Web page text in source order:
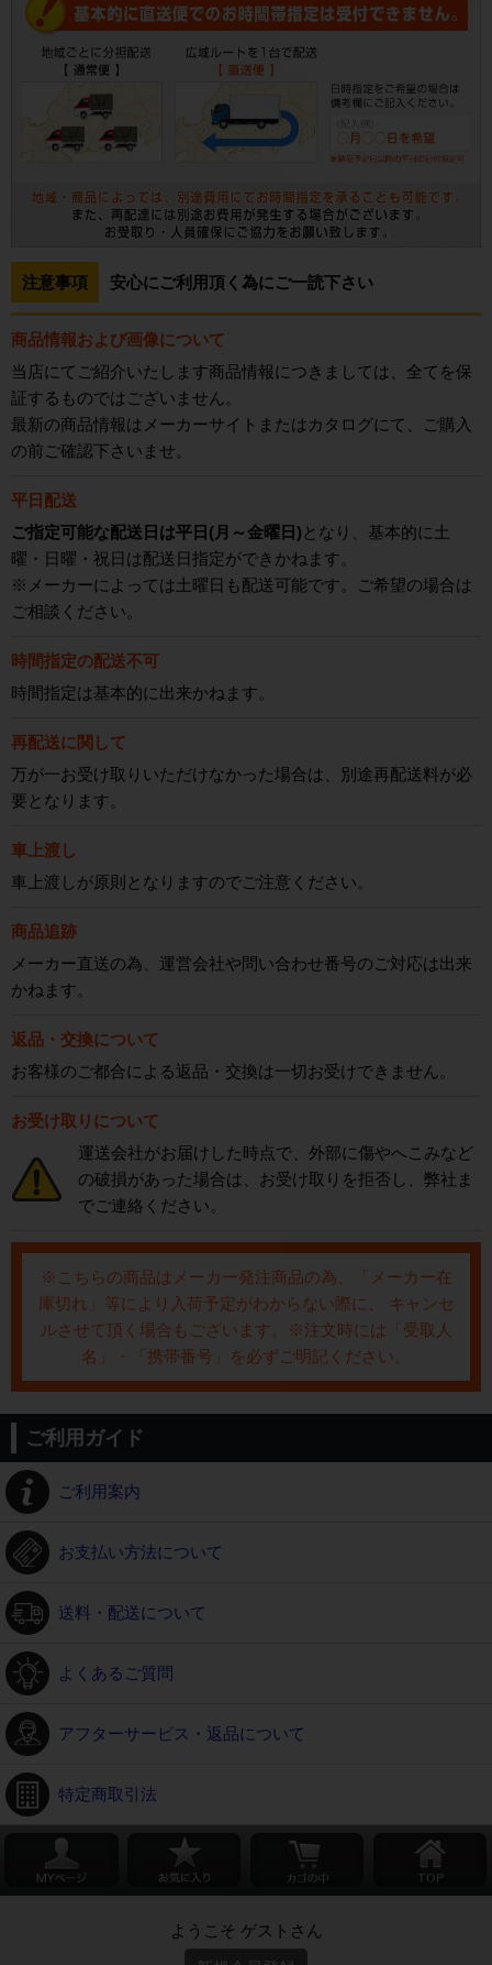
注意事項 安心にご利用頂く為にご一読下さい
商品情報および画像について
当店にてご紹介いたします商品情報につきましては、全てを保
証するものではございません。
最新の商品情報はメーカーサイトまたはカタログにて、ご購入
の前ご確認下さいませ。
平日配送
ご指定可能な配送日は平日(月～金曜日) となり、基本的に土
曜・日曜・祝日は配送日指定ができかねます。
※メーカーによっては土曜日も配送可能です。ご希望の場合は
ご相談ください。
時間指定の配送不可
時間指定は基本的に出来かねます。
再配送に関して
万が一お受け取りいただけなかった場合は、別途再配送料が必
要となります。
車上渡し
車上渡しが原則となりますのでご注意ください。
商品追跡
メーカー直送の為、運営会社や問い合わせ番号のご対応は出来
かねます。
返品・交換について
お客様のご都合による返品・交換は一切お受けできません。
お受け取りについて
運送会社がお届けした時点で、外部に傷やへこみなど
の破損があった場合は、お受け取りを拒否し、弊社ま
でご連絡ください。
※こちらの商品はメーカー発注商品の為、「メーカー在
庫切れ」等により入荷予定がわからない際に、 キャンセ
ルさせて頂く場合もございます。※注文時には「受取人
名」・「携帯番号」を必ずご明記ください。
ご利用ガイド
ご利用案内
お支払い方法について
送料・配送について
よくあるご質問
アフターサービス・返品について
特定商取引法
ようこそ ゲストさん